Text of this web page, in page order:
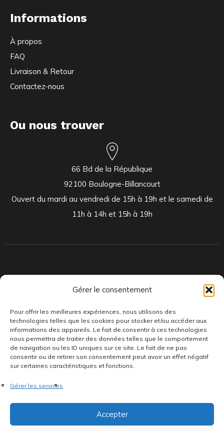
Gérer le consentement
Pour offrir les meilleures expériences, nous utilisons des
technologies telles que les cookies pour stocker et/ou accéder aux
informations des appareils. Le fait de consentir à ces technologies
nous permettra de traiter des données telles que le comportement
de navigation ou les ID uniques sur ce site. Le fait de ne pas
consentir ou de retirer son consentement peut avoir un effet négatif
sur certaines caractéristiques et fonctions.
Gérer les services
Accepter
Informations
À propos
FAQ
Livraison & Retour
Contactez-nous
Ou nous trouver
66 Bd de la République
92100 Boulogne-Billancourt
Ouvert du mardi au vendredi de 15h à 19h et le samedi de
11h à 14h et 15h à 19h
toujours des pépites musicales, dont des vinyles rares et exclusifs.
confidentialité
Politique de cookies•Termes & Condition•Mentions légales